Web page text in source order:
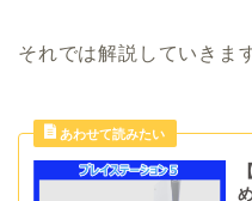
それでは解説していきま